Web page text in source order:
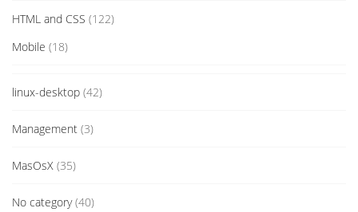
HTML and CSS (122)
Mobile (18)
linux-desktop (42)
Management (3)
MasOsX (35)
No category(40)